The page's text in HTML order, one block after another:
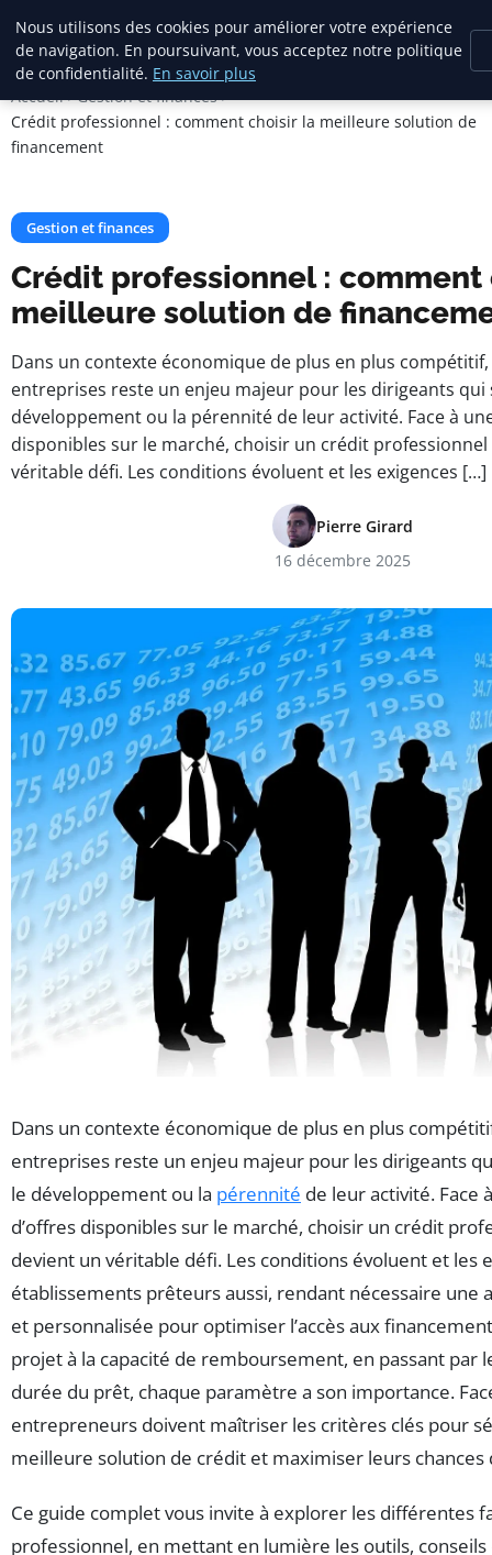
Citelya
Accueil
Gestion et finances
Crédit professionnel : comment choisir la meilleure solution de
financement
Gestion et finances
Crédit professionnel : comment
meilleure solution de
Dans un contexte économique de plus en plus
entreprises reste un enjeu majeur pour les dirigeants
développement ou la pérennité de leur activité. Face à
disponibles sur le marché, choisir un crédit
véritable défi. Les conditions évoluent et les exigences […]
Pierre Girard
16 décembre 2025
Dans un contexte économique de plus en plus
entreprises reste un enjeu majeur pour les dirigeants
le développement ou la pérennité de leur activité. Face
d’offres disponibles sur le marché, choisir un crédit
devient un véritable défi. Les conditions évoluent et les
établissements prêteurs aussi, rendant nécessaire une
et personnalisée pour optimiser l’accès aux
projet à la capacité de remboursement, en passant par
durée du prêt, chaque paramètre a son importance.
entrepreneurs doivent maîtriser les critères clés pour
meilleure solution de crédit et maximiser leurs chances
Ce guide complet vous invite à explorer les différentes
professionnel, en mettant en lumière les outils,
Nous utilisons des cookies pour améliorer votre expérience
de navigation. En poursuivant, vous acceptez notre politique
de confidentialité. En savoir plus